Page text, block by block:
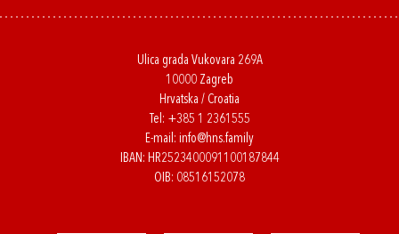
Ulica grada Vukovara 269A
10000 Zagreb
Hrvatska / Croatia
Tel: +385 1 2361555
E-mail: info@hns.family
IBAN: HR2523400091100187844
OIB: 08516152078